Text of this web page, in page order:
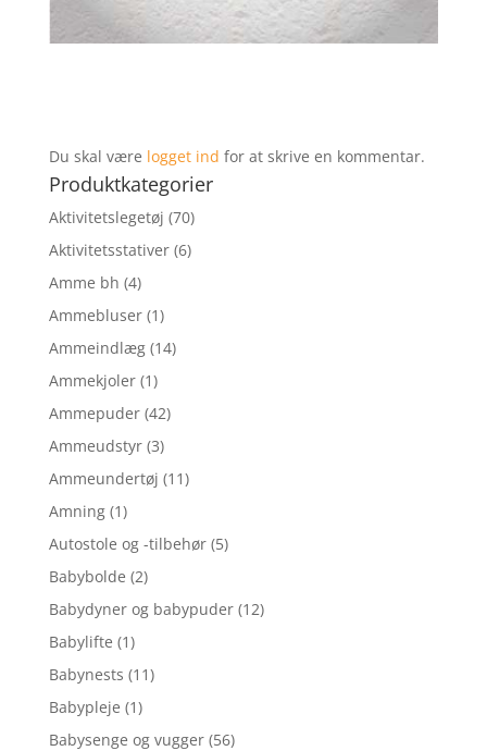
Du skal være logget ind for at skrive en kommentar.
Produktkategorier
Aktivitetslegetøj (70)
Aktivitetsstativer (6)
Amme bh (4)
Ammebluser (1)
Ammeindlæg (14)
Ammekjoler (1)
Ammepuder (42)
Ammeudstyr (3)
Ammeundertøj (11)
Amning (1)
Autostole og -tilbehør (5)
Babybolde (2)
Babydyner og babypuder (12)
Babylifte (1)
Babynests (11)
Babypleje (1)
Babysenge og vugger (56)